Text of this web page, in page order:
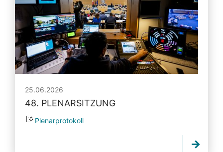
25.06.2026
48. PLENARSITZUNG
Plenarprotokoll